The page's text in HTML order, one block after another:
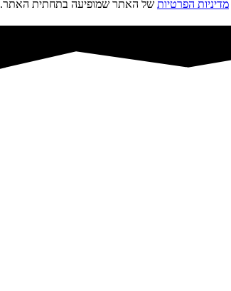
מדיניות הפרטיות של האתר שמופיעה בתחתית האתר.